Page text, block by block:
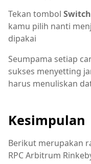
Tekan tombol
kamu pilih nanti
dipakai
Seumpama setiap
sukses menyetting
harus menuliskan
Kesimpulan
Berikut merupakan
RPC Arbitrum